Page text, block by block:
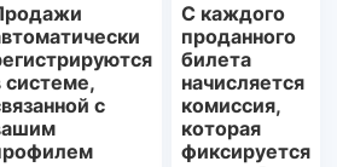
системе,
с
С каждого
проданного
билета
начисляется
комиссия,
которая
фиксируется